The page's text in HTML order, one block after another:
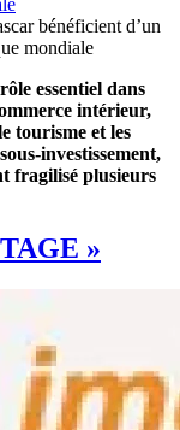
essentiel dans
intérieur,
tourisme et les
fragilisé plusieurs
»